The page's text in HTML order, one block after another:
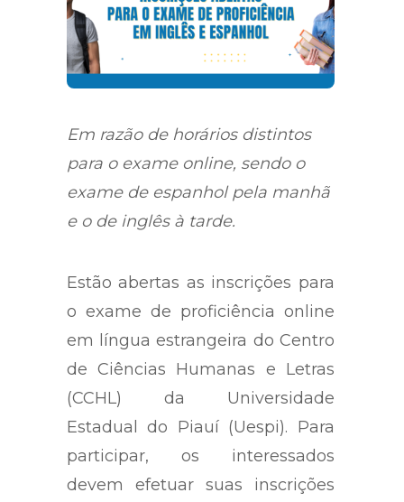
Em razão de horários distintos
para o exame online, sendo o
exame de espanhol pela manhã
e o de inglês à tarde.
Estão abertas as inscrições para
o exame de proficiência online
em língua estrangeira do Centro
de Ciências Humanas e Letras
(CCHL) da Universidade
Estadual do Piauí (Uespi). Para
participar, os interessados
devem efetuar suas inscrições